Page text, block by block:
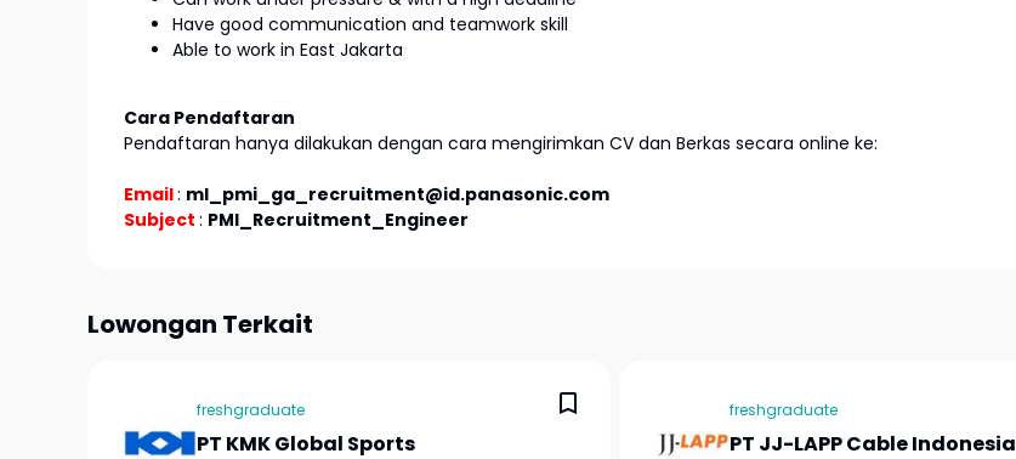
Have good communication and teamwork skill
Able to work in East Jakarta
Cara Pendaftaran
Pendaftaran hanya dilakukan dengan cara mengirimkan CV dan Berkas secara online ke:
Email: ml_pmi_ga_recruitment@id.panasonic.com
Subject : PMI_Recruitment_Engineer
Lowongan Terkait
freshgraduate
PT KMK Global Sports
freshgraduate
PT JJ-LAPP Cable Indonesia